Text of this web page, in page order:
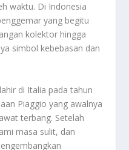
waktu. Di Indonesia
yang begitu
kolektor hingga
simbol kebebasan dan
di Italia pada tahun
Piaggio yang awalnya
terbang. Setelah
masa sulit, dan